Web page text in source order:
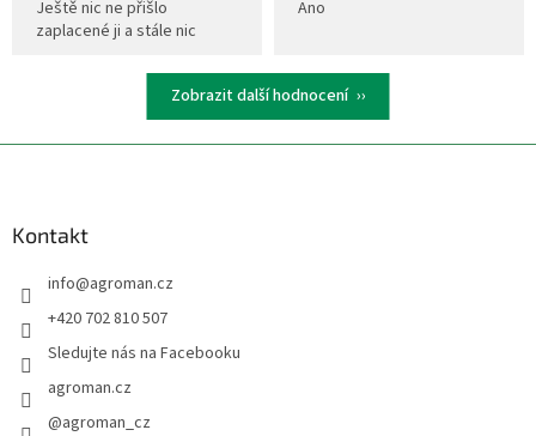
Ještě nic ne přišlo
zaplacené ji a stále nic
Ano
Zobrazit další hodnocení
Kontakt
info@agroman.cz
+420 702 810 507
Sledujte nás na Facebooku
agroman.cz
@agroman_cz